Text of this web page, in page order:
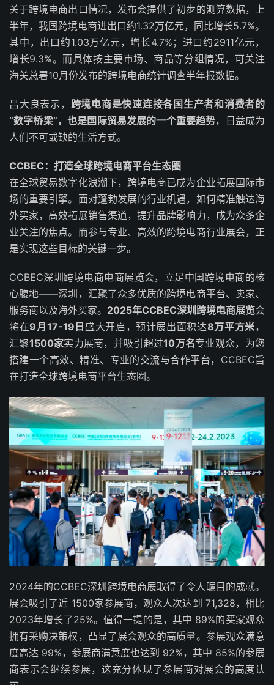
关于跨境电商出口情况，发布会提供了初步的测算数据，上
半年，我国跨境电商进出口约1.32万亿元，同比增长5.7%。
其中，出口约1.03万亿元，增长4.7%；进口约2911亿元，
增长9.3%。而具体按主要市场、商品等分组情况，可关注
海关总署10月份发布的跨境电商统计调查半年报数据。
吕大良表示， 跨境电商是快速连接各国生产者和消费者的
“数字桥梁”，也是国际贸易发展的一个重要趋势，日益成为
人们不可或缺的生活方式。
CCBEC：打造全球跨境电商平台生态圈
在全球贸易数字化浪潮下，跨境电商已成为企业拓展国际市
场的重要引擎。面对蓬勃发展的行业机遇，如何精准触达海
外买家，高效拓展销售渠道，提升品牌影响力，成为众多企
业关注的焦点。而参与专业、高效的跨境电商行业展会，正
是实现这些目标的关键一步。
CCBEC深圳跨境电商电商展览会，立足中国跨境电商的核
心腹地——深圳，汇聚了众多优质的跨境电商平台、卖家、
服务商以及海外买家。 2025年CCBEC深圳跨境电商展览会
将在9月17-19日 盛大开启，预计展出面积达8万平方米，
汇聚1500家实力展商，并吸引超过10万名专业观众，为您
搭建一个高效、精准、专业的交流与合作平台，CCBEC旨
在打造全球跨境电商平台生态圈。
2024年的CCBEC深圳跨境电商展取得了令人瞩目的成就。
展会吸引了近 1500家参展商，观众人次达到 71,328，相比
2023年增长了25%。值得一提的是，其中 89%的买家观众
拥有采购决策权，凸显了展会观众的高质量。参展观众满意
度高达 99%，参展商满意度也达到 92%，其中 85%的参展
商表示会继续参展，这充分体现了参展商对展会的高度认